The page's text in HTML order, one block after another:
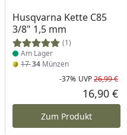
Husqvarna Kette C85
3/8" 1,5 mm
(1)
Produkt am Lager
Am Lager
1734 Münzen
-37% UVP26,99 €
16,90 €
Zum Produkt